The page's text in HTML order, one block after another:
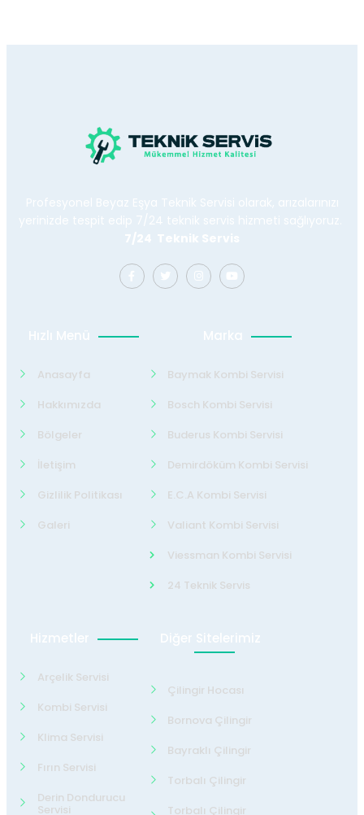
Profesyonel Beyaz Eşya Teknik Servisi olarak, arızalarınızı
yerinizde tespit edip 7/24 teknik servis hizmeti sağlıyoruz.
7/24 Teknik Servis
Hızlı Menü
Anasayfa
Hakkımızda
Bölgeler
İletişim
Gizlilik Politikası
Galeri
Marka
Baymak Kombi Servisi
Bosch Kombi Servisi
Buderus Kombi Servisi
Demirdöküm Kombi Servisi
E.C.A Kombi Servisi
Valiant Kombi Servisi
Viessman Kombi Servisi
24 Teknik Servis
Hizmetler
Arçelik Servisi
Kombi Servisi
Klima Servisi
Fırın Servisi
Derin Dondurucu
Servisi
Diğer Sitelerimiz
Çilingir Hocası
Bornova Çilingir
Bayraklı Çilingir
Torbalı Çilingir
Torbalı Çilingir